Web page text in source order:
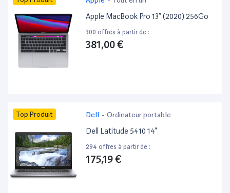
Apple MacBook Pro 13” (2020) 256Go
300 offres à partir de :
381,00 €
Top Produit Dell - Ordinateur portable
Dell Latitude 5410 14”
294 offres à partir de :
175,19 €